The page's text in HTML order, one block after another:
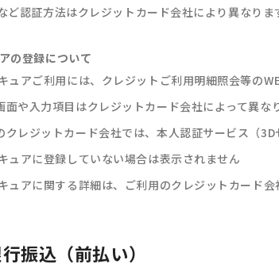
ど認証方法はクレジットカード会社により異なりま
の登録について
ュアご利用には、クレジットご利用明細照会等の
面や入力項目はクレジットカード会社によって異な
クレジットカード会社では、本人認証サービス（
ュアに登録していない場合は表示されません
ュアに関する詳細は、ご利用のクレジットカード
振込（前払い）